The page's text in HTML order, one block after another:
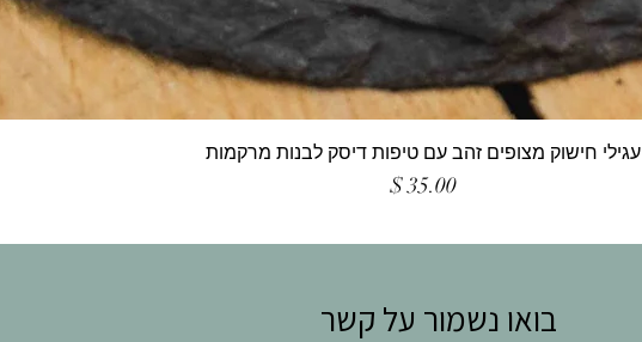
עגילי חישוק מצופים זהב עם טיפות דיסק לבנות מרקמות
מחיר
בואו נשמור על קשר